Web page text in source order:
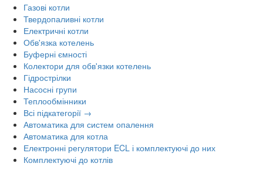
Газові котли
Твердопаливні котли
Електричні котли
Обв'язка котелень
Буферні ємності
Колектори для обв'язки котелень
Гідрострілки
Насосні групи
Теплообмінники
Всі підкатегорії →
Автоматика для систем опалення
Автоматика для котла
Електронні регулятори ECL і комплектуючі до них
Комплектуючі до котлів